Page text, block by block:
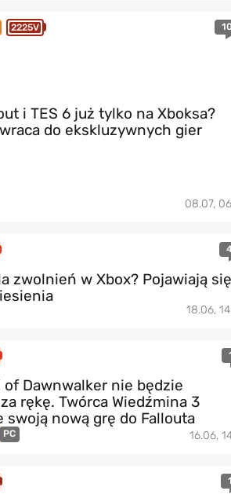
2225V
i TES 6 już tylko na Xboksa?
do ekskluzywnych gier
08.07,
zwolnień w Xbox? Pojawiają się
18.06,
of Dawnwalker nie będzie
rękę. Twórca Wiedźmina 3
swoją nową grę do Fallouta
PC 16.06,